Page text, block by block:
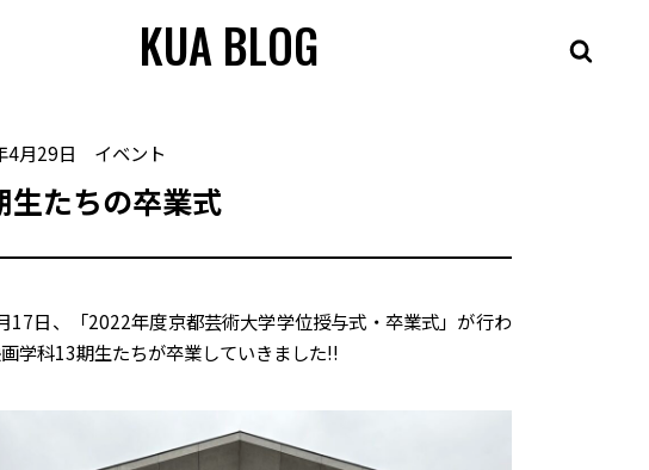
KUA BLOG
4月29日 イベント
生たちの卒業式
17日、「2022年度京都芸術大学学位授与式・卒業式」が行わ
学科13期生たちが卒業していきました!!